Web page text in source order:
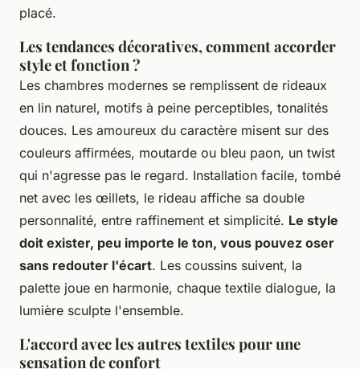
placé.
Les tendances décoratives, comment accorder
style et fonction ?
Les chambres modernes se remplissent de rideaux
en lin naturel, motifs à peine perceptibles, tonalités
douces. Les amoureux du caractère misent sur des
couleurs affirmées, moutarde ou bleu paon, un twist
qui n'agresse pas le regard. Installation facile, tombé
net avec les œillets, le rideau affiche sa double
personnalité, entre raffinement et simplicité. Le style
doit exister, peu importe le ton, vous pouvez oser
sans redouter l'écart. Les coussins suivent, la
palette joue en harmonie, chaque textile dialogue, la
lumière sculpte l'ensemble.
L'accord avec les autres textiles pour une
sensation de confort